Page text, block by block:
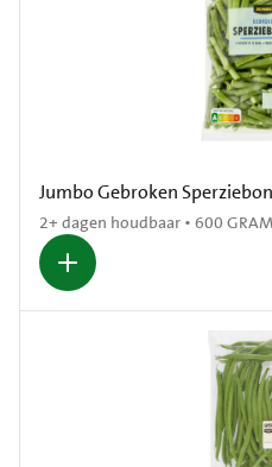
Jumbo Gebroken
2+ dagen houdbaar • 600 GRAM